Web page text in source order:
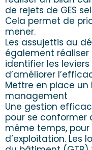
de rejets de GES
Cela permet de
mener.
Les assujettis au
également
identifier les
d’améliorer
Mettre en place un
management
Une gestion
pour se conformer
même temps,
d’exploitation. Les